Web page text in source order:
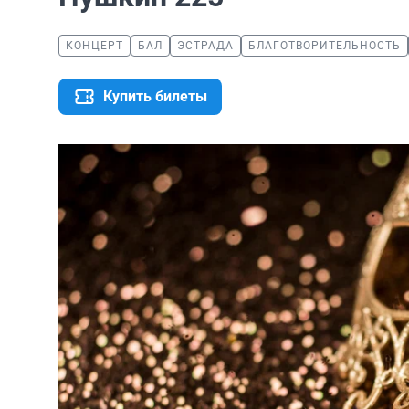
КОНЦЕРТ БАЛ ЭСТРАДА БЛАГОТВОРИТЕЛЬНОСТЬ
Купить билеты